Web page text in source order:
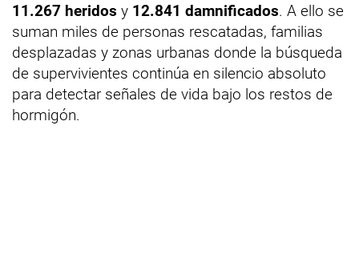
11.267 heridos y 12.841 damnificados. A ello se
suman miles de personas rescatadas, familias
desplazadas y zonas urbanas donde la búsqueda
de supervivientes continúa en silencio absoluto
para detectar señales de vida bajo los restos de
hormigón.